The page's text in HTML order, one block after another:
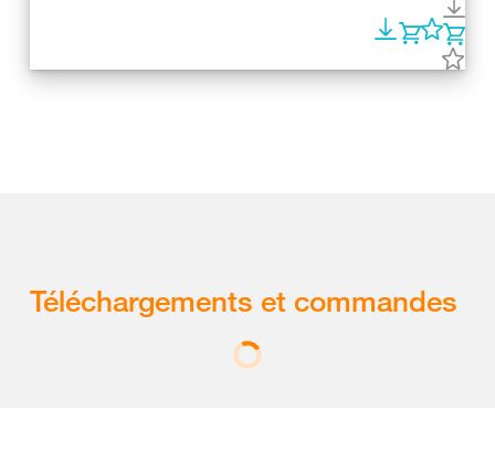
Téléchargements et commandes